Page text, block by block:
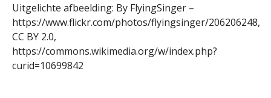
Uitgelichte afbeelding: By FlyingSinger –
https://www.flickr.com/photos/flyingsinger/206206248,
CC BY 2.0,
https://commons.wikimedia.org/w/index.php?
curid=10699842